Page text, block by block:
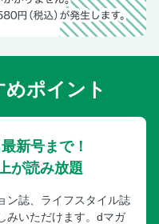
ポイント
新号まで！
が読み放題
ン誌、ライフスタイル誌
みいただけます。dマガ